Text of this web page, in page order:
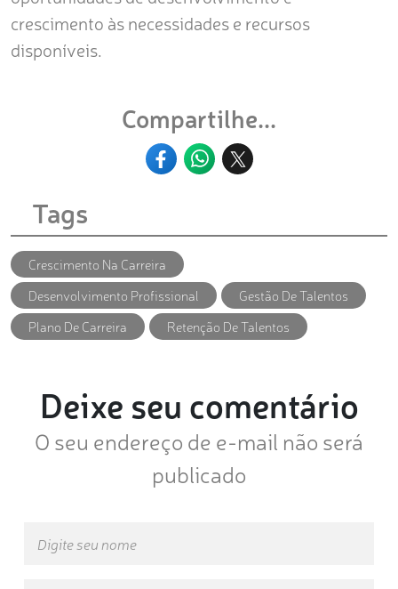
crescimento às necessidades e recursos
disponíveis.
Compartilhe...
Tags
Crescimento Na Carreira
Desenvolvimento Profissional
Gestão De Talentos
Plano De Carreira
Retenção De Talentos
Deixe seu comentário
O seu endereço de e-mail não será
publicado